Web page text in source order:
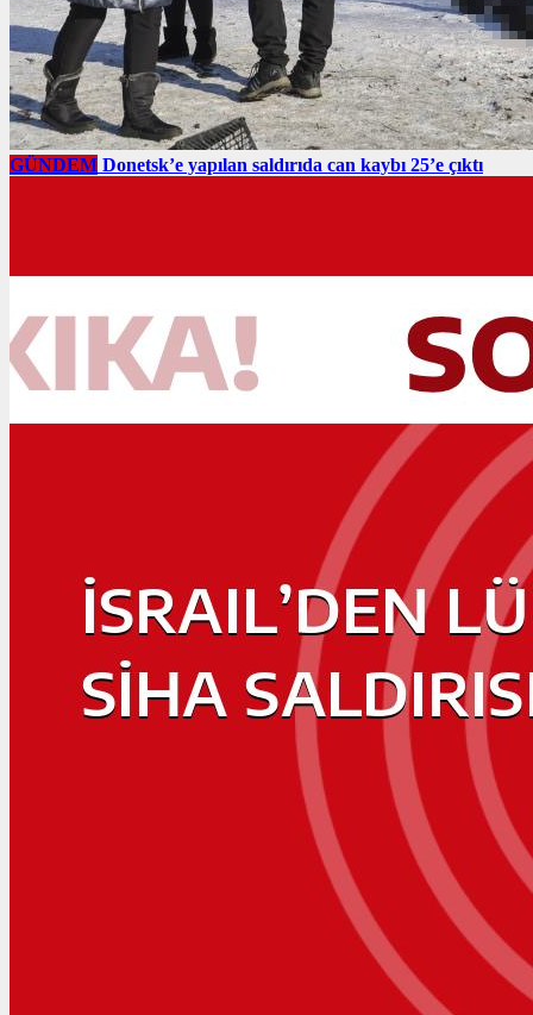
GÜNDEM Donetsk’e yapılan saldırıda can kaybı 25’e çıktı